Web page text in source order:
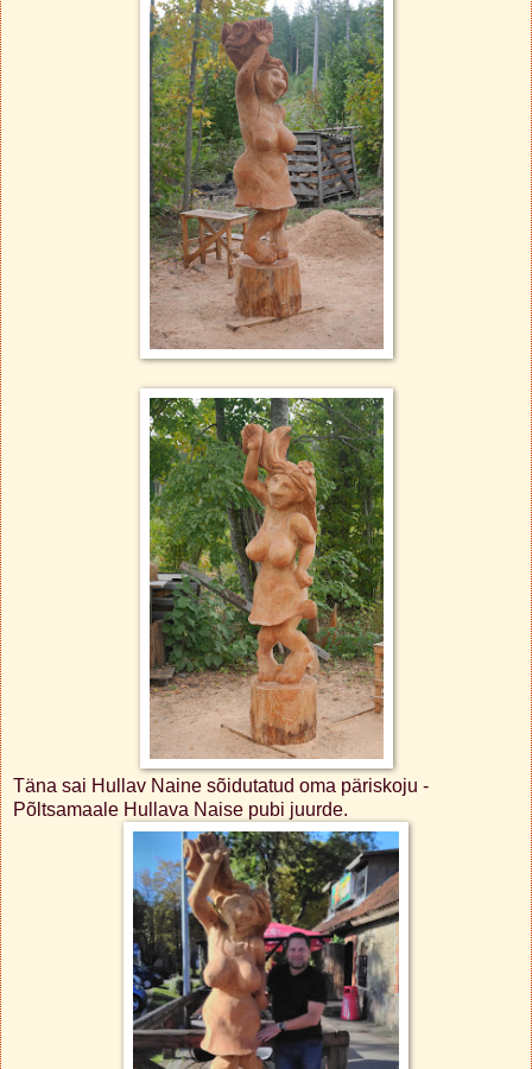
Täna sai Hullav Naine sõidutatud oma päriskoju -
Põltsamaale Hullava Naise pubi juurde.